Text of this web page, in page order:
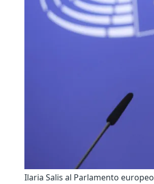
Ilaria Salis al Parlamento europeo